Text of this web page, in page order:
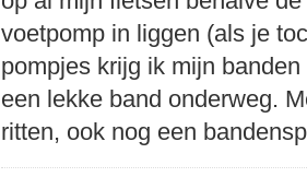
voetpomp in liggen (als je
pompjes krijg ik mijn
een lekke band onderweg.
ritten, ook nog een